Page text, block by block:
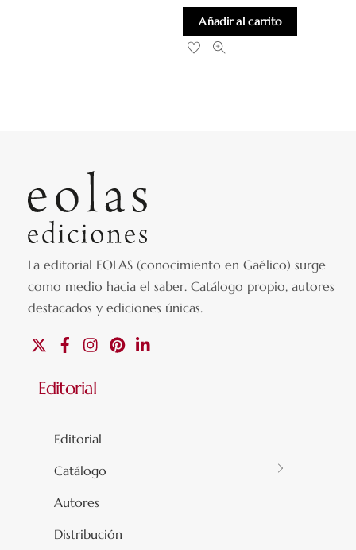
Añadir al carrito
La editorial EOLAS (conocimiento en Gaélico) surge
como medio hacia el saber.Catálogo propio, autores
destacados y ediciones únicas.
FacebookInstagramPinterest
Editorial
Editorial
Catálogo
Autores
Distribución